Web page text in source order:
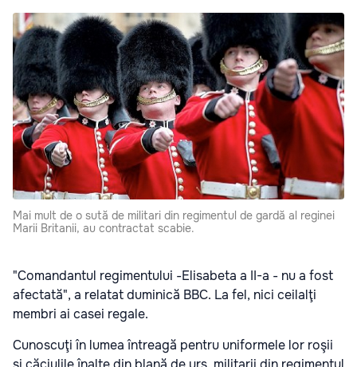
Mai mult de o sută de militari din regimentul de gardă al reginei
Marii Britanii, au contractat scabie.
"Comandantul regimentului -Elisabeta a II-a - nu a fost
afectată", a relatat duminică BBC. La fel, nici ceilalţi
membri ai casei regale.
Cunoscuţi în lumea întreagă pentru uniformele lor roşii